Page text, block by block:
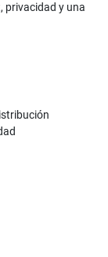
privacidad y una